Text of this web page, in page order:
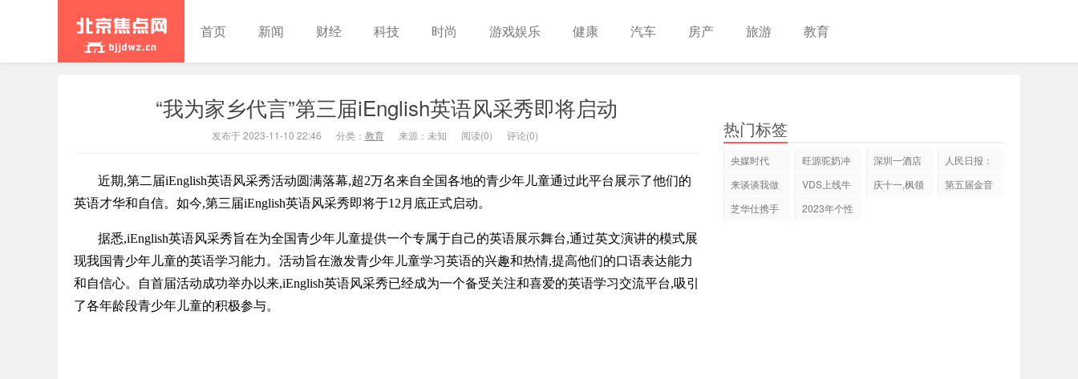
北京焦点
首页 新闻 财经 科技 时尚 游戏娱乐 健康 汽车 房产 旅游 教育
“我为家乡代言”第三届iEnglish英语风采秀即将启动
发布于 2023-11-10 22:46 分类： 教育 来源：未知 阅读(0) 评论(0)
近期,第二届iEnglish英语风采秀活动圆满落幕,超2万名来自全国各地的青少年儿童通过此平台展示了他们的
英语才华和自信。如今,第三届iEnglish英语风采秀即将于12月底正式启动。
据悉,iEnglish英语风采秀旨在为全国青少年儿童提供一个专属于自己的英语展示舞台,通过英文演讲的模式展
现我国青少年儿童的英语学习能力。活动旨在激发青少年儿童学习英语的兴趣和热情,提高他们的口语表达能力
和自信心。自首届活动成功举办以来,iEnglish英语风采秀已经成为一个备受关注和喜爱的英语学习交流平台,吸引
了各年龄段青少年儿童的积极参与。
热门标签
央媒时代
州品牌
旺源驼奶冲
销
深圳一酒店
停
人民日报：
时
来谈谈我做
酸隆
VDS上线牛
——币
庆十一,枫领
第五届金音
芝华仕携手
2023年个性